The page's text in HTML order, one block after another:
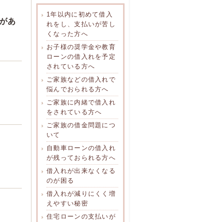
あ
1年以内に初めて借入
れをし、支払いが苦し
くなった方へ
お子様の奨学金や教育
ローンの借入れを予定
されている方へ
ご家族などの借入れで
悩んでおられる方へ
ご家族に内緒で借入れ
をされている方へ
ご家族の借金問題につ
いて
自動車ローンの借入れ
が残っておられる方へ
借入れが出来なくなる
のが困る
借入れが減りにくく増
えやすい秘密
住宅ローンの支払いが